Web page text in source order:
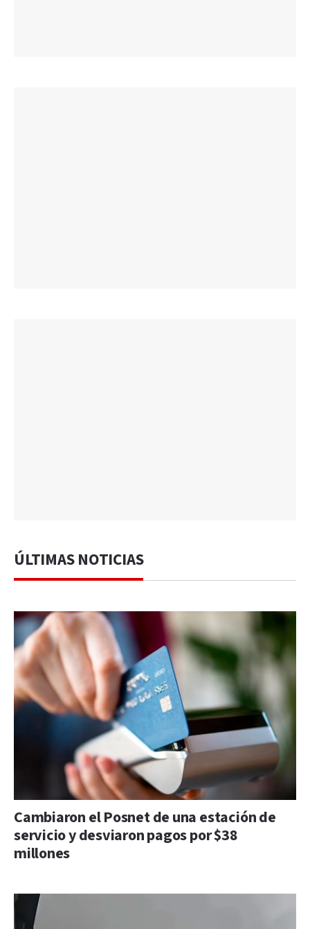
ÚLTIMAS NOTICIAS
Cambiaron el Posnet de una estación de
servicio y desviaron pagos por $38
millones